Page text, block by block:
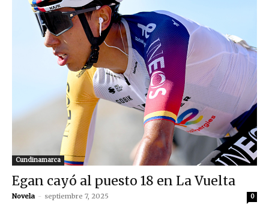
Cundinamarca
Egan cayó al puesto 18 en La Vuelta
Novela - septiembre 7, 2025 0